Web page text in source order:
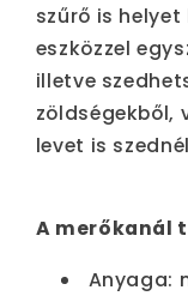
szűrő is
eszközzel
illetve
zöldségekből,
levet is
A merőkanál
Anyaga: